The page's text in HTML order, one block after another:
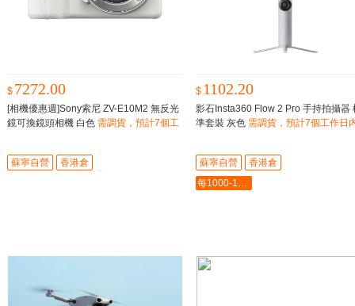
$ 7272.00
[相機優惠週]Sony索尼 ZV-E10M2 無反光
鏡可換鏡頭相機 白色 需調貨，預計7個工
蘇寧自營 香港倉
$ 1102.20
影石Insta360 Flow 2 Pro 手持拍攝器
準套裝 灰色 需調貨，預計7個工作日
蘇寧自營
香港倉
每1000-100最多-5000